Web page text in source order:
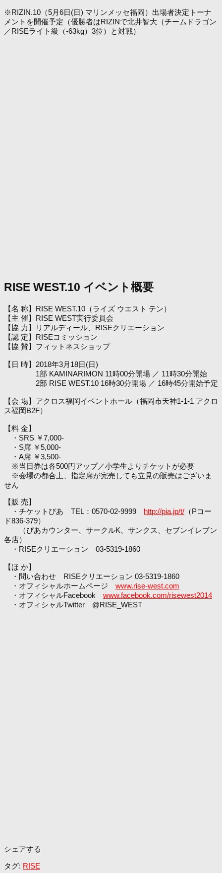
※RIZIN.10（5月6日(日) マリンメッセ福岡）出場者決定トーナ
メントを開催予定（優勝者はRIZINで北井智大（チームドラゴン
／RISEライト級（-63kg）3位）と対戦）
RISE WEST.10 イベント概要
【名 称】RISE WEST.10（ライズ ウエスト テン）
【主 催】RISE WEST実行委員会
【協 力】リアルディール、RISEクリエーション
【認 定】RISEコミッション
【協 賛】フィットネスショップ
【日 時】2018年3月18日(日)
1部 KAMINARIMON 11時00分開場 ／ 11時30分開始
2部 RISE WEST.10 16時30分開場 ／ 16時45分開始予定
【会 場】アクロス福岡イベントホール（福岡市天神1-1-1 アクロ
ス福岡B2F）
【料 金】
・SRS ￥7,000-
・S席 ￥5,000-
・A席 ￥3,500-
※当日券は各500円アップ／小学生よりチケットが必要
※会場の都合上、指定席が完売しても立見の販売はございま
せん
【販 売】
・チケットぴあ TEL：0570-02-9999 http://pia.jp/t/ （Pコー
ド836-379）
（ぴあカウンター、サークルK、サンクス、セブンイレブン
各店）
・RISEクリエーション 03-5319-1860
【ほ か】
・問い合わせ RISEクリエーション 03-5319-1860
・オフィシャルホームページ www.rise-west.com
・オフィシャルFacebook www.facebook.com/risewest2014
・オフィシャルTwitter @RISE_WEST
シェアする
タグ: RISE